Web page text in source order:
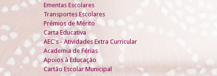
Ementas Escolares
Transportes Escolares
Prémios de Mérito
Carta Educativa
AEC's - Atividades Extra Curricular
Academia de Férias
Apoios à Educação
Cartão Escolar Municipal